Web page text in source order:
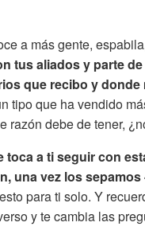
a más gente,
tus aliados y parte
que recibo y
tipo que ha vendido
razón debe de tener,
a ti seguir con
una vez los
para ti solo. Y
y te cambia las